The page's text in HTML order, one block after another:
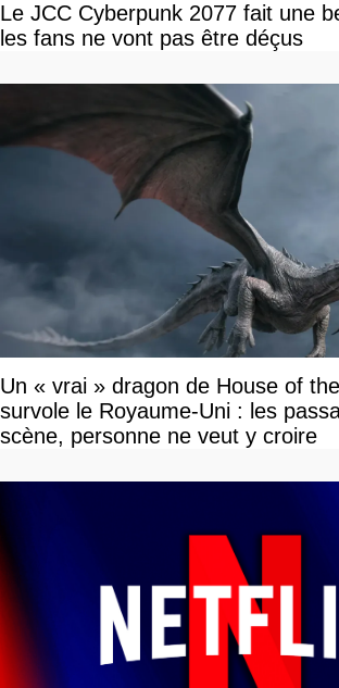
Le JCC Cyberpunk 2077 fait une
les fans ne vont pas être déçus
Un « vrai » dragon de House of
survole le Royaume-Uni : les
scène, personne ne veut y croire